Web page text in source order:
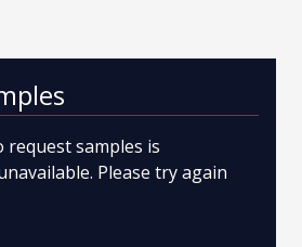
request samples is
Please try again